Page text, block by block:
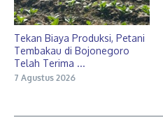
Tekan Biaya Produksi, Petani
Tembakau di Bojonegoro
Telah Terima ...
7 Agustus 2026